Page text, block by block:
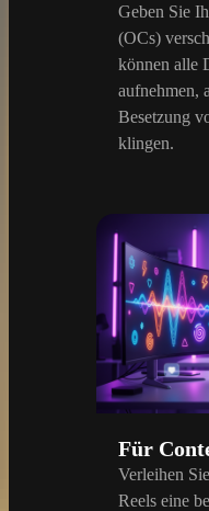
Geben Sie
(OCs)
können alle
aufnehmen,
Besetzung
klingen.
Für
Verleihen
Reels eine